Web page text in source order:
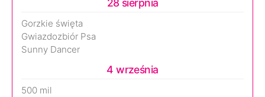
28 sierpnia
Gorzkie święta
Gwiazdozbiór Psa
Sunny Dancer
4 września
500 mil